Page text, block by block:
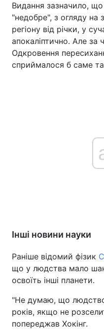
Видання зазначило,
"недобре", з огляду на
регіону від річки, у
апокаліптично. Але за
Одкровення
сприймалося б саме
Інші новини науки
Раніше відомий фізик
що у людства мало
освоїть інші планети.
"Не думаю, що
років, якщо не
попереджав Хокінг.